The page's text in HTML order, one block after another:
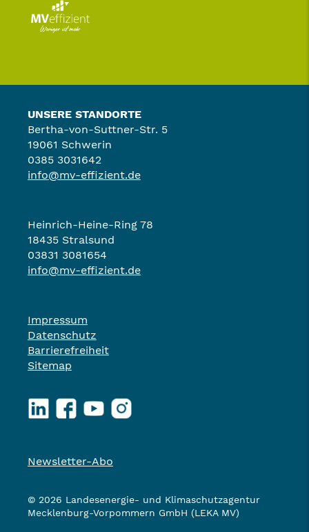
UNSERE STANDORTE
Bertha-von-Suttner-Str. 5
19061 Schwerin
0385 3031642
info@mv-effizient.de
Heinrich-Heine-Ring 78
18435 Stralsund
03831 3081654
info@mv-effizient.de
Impressum
Datenschutz
Barrierefreiheit
Sitemap
LinkedInFacebookYouTubeInstagram
Newsletter-Abo
© 2026 Landesenergie- und Klimaschutzagentur
Mecklenburg-Vorpommern GmbH (LEKA MV)